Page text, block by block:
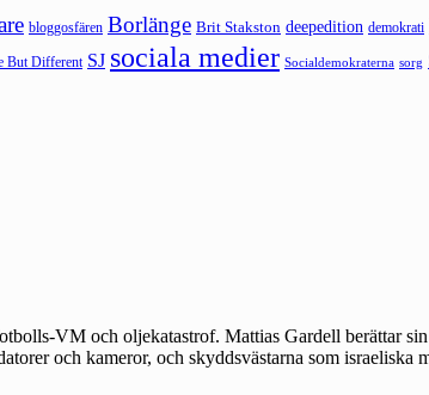
bloggosfären Borlänge Brit Stakston deepedition demokrati
But Different SJ sociala medier Socialdemokraterna sorg
VM och oljekatastrof. Mattias Gardell berättar
och kameror, och skyddsvästarna som